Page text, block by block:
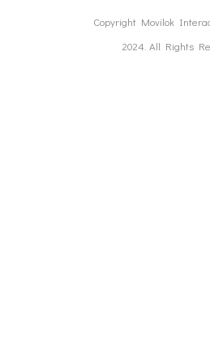
Copyright Movilok
2024. All Rights